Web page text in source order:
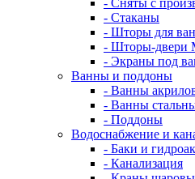
- Сняты с
- Стаканы
- Шторы для
- Шторы-двери
- Экраны под
Ванны и поддоны
- Ванны
- Ванны
- Поддоны
Водоснабжение и
- Баки и
- Канализация